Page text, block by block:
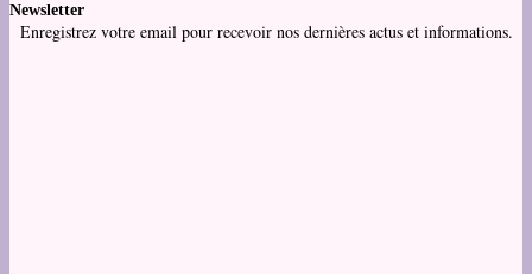
Newsletter
Enregistrez votre email pour recevoir nos dernières actus et informations.